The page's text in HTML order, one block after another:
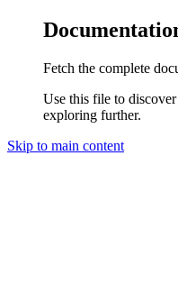
Fetch the complete
Use this file to
exploring further.
Skip to main content